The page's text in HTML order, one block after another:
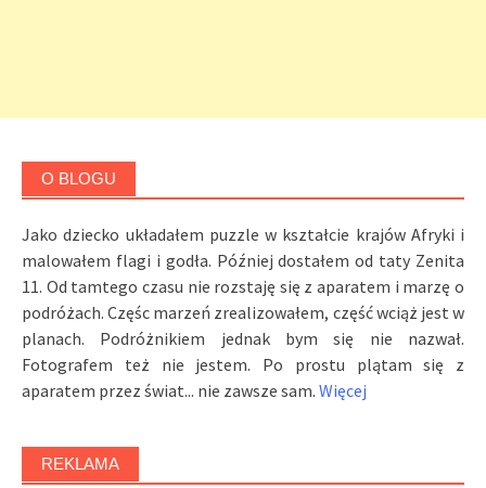
O BLOGU
Jako dziecko układałem puzzle w kształcie krajów Afryki i
malowałem flagi i godła. Później dostałem od taty Zenita
11. Od tamtego czasu nie rozstaję się z aparatem i marzę o
podróżach. Częśc marzeń zrealizowałem, część wciąż jest w
planach. Podróżnikiem jednak bym się nie nazwał.
Fotografem też nie jestem. Po prostu plątam się z
aparatem przez świat... nie zawsze sam. Więcej
REKLAMA